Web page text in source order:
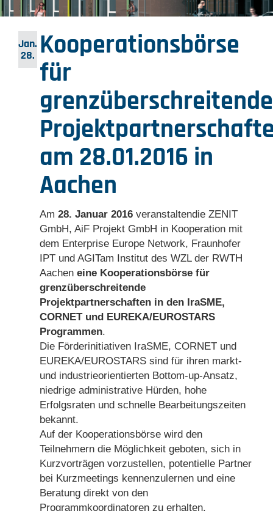
Jan.
28. Kooperationsbörse
für
grenzüberschreitende
am 28.01.2016 in
Aachen
Am 28. Januar 2016 veranstaltendie ZENIT
GmbH, AiF Projekt GmbH in Kooperation mit
dem Enterprise Europe Network, Fraunhofer
IPT und AGITam Institut des WZL der RWTH
Aachen eine Kooperationsbörse für
grenzüberschreitende
Projektpartnerschaften in den IraSME,
CORNET und EUREKA/EUROSTARS
Programmen.
Die Förderinitiativen IraSME, CORNET und
EUREKA/EUROSTARS sind für ihren markt-
und industrieorientierten Bottom-up-Ansatz,
niedrige administrative Hürden, hohe
Erfolgsraten und schnelle Bearbeitungszeiten
bekannt.
Auf der Kooperationsbörse wird den
Teilnehmern die Möglichkeit geboten, sich in
Kurzvorträgen vorzustellen, potentielle Partner
bei Kurzmeetings kennenzulernen und eine
Beratung direkt von den
Programmkoordinatoren zu erhalten.